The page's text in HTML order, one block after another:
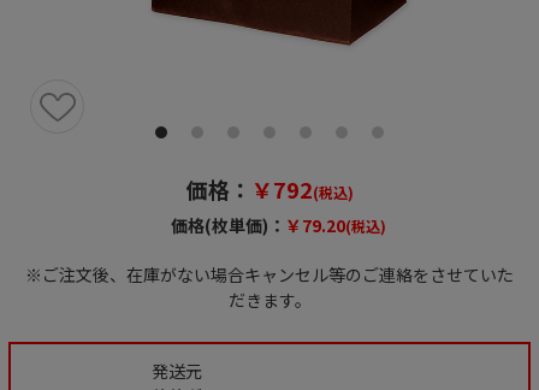
価格： ￥792(税込)
価格(枚単価)： ￥79.20(税込)
※ご注文後、在庫がない場合キャンセル等のご連絡をさせていた
だきます。
発送元